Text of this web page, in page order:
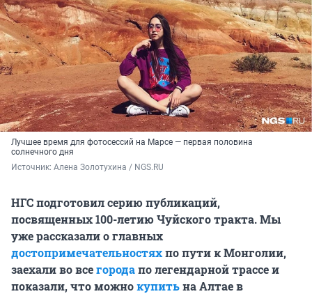
Лучшее время для фотосессий на Марсе — первая половина
солнечного дня
Источник: Алена Золотухина / NGS.RU
НГС подготовил серию публикаций,
посвященных 100-летию Чуйского тракта. Мы
уже рассказали о главных
достопримечательностяхпо пути к Монголии,
заехали во всегородапо легендарной трассе и
показали, что можнокупитьна Алтае в